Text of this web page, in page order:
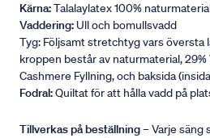
Kärna:Talalaylatex 100%
Vaddering: Ull och bomullsvadd
Tyg: Följsamt stretchtyg vars översta
kroppen består av naturmaterial, 29%
Cashmere Fyllning, och baksida
Fodral:Quiltat för att hålla vadd på
Tillverkas på beställning– Varje säng